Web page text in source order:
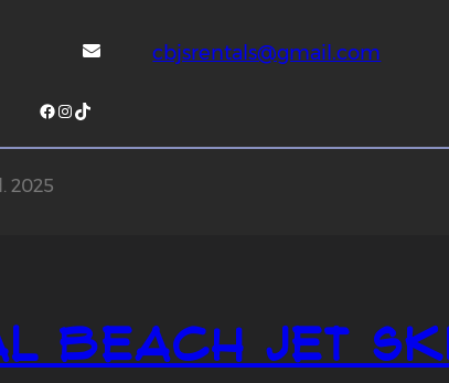
cbjsrentals@gmail.com
Facebook Instagram TikTok
2025
Beach Jet